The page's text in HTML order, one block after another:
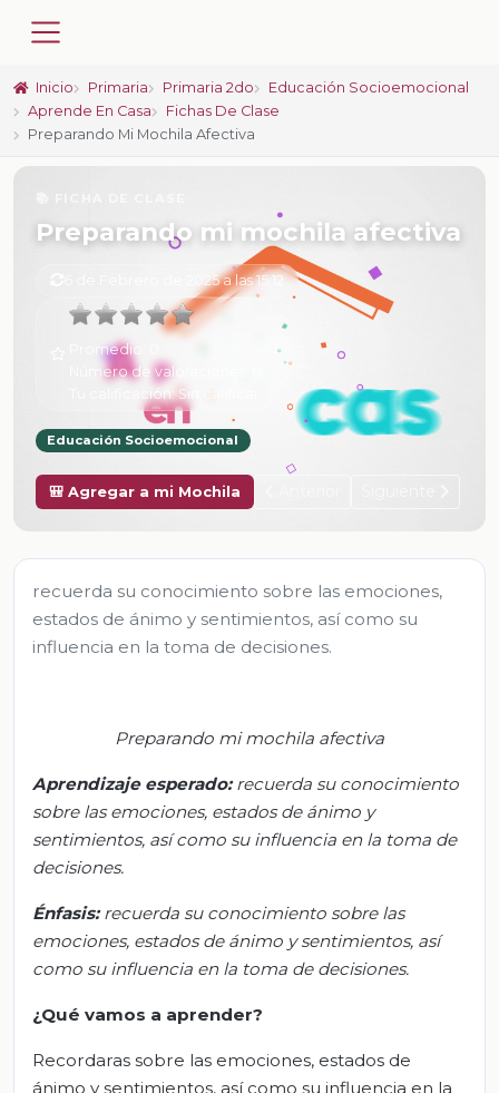
Inicio Primaria Primaria 2do
Educación Socioemocional
Aprende En Casa
Fichas De Clase
Preparando Mi Mochila Afectiva
Preparando mi mochila afectiva
6 de Febrero de 2025 a las 15:12
Promedio:
Número de valoraciones:
Tu calificación:Sin calificar
Educación Socioemocional
🎒 Agregar a mi Mochila
recuerda su conocimiento sobre las emociones,
estados de ánimo y sentimientos, así como su
influencia en la toma de decisiones.
Preparando mi mochila afectiva
Aprendizaje esperado: recuerda su conocimiento
sobre las emociones, estados de ánimo y
sentimientos, así como su influencia en la toma de
decisiones.
Énfasis: recuerda su conocimiento sobre las
emociones, estados de ánimo y sentimientos, así
como su influencia en la toma de decisiones.
¿Qué vamos a aprender?
Recordaras sobre las emociones, estados de
ánimo y sentimientos, así como su influencia en la